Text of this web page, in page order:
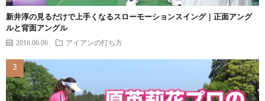
新井淳の見るだけで上手くなるスローモーションスイング｜正面アング
ルと背面アングル
2016.06.06 アイアンの打ち方